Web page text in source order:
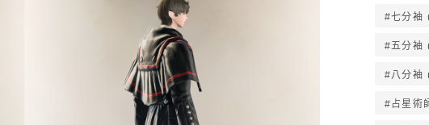
七分袖
五分袖
八分袖
占星術